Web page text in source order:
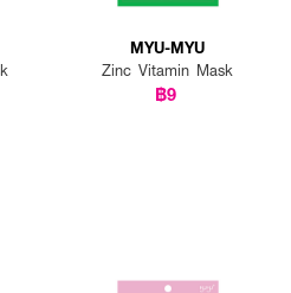
MYU-MYU
Zinc Vitamin Mask
฿9